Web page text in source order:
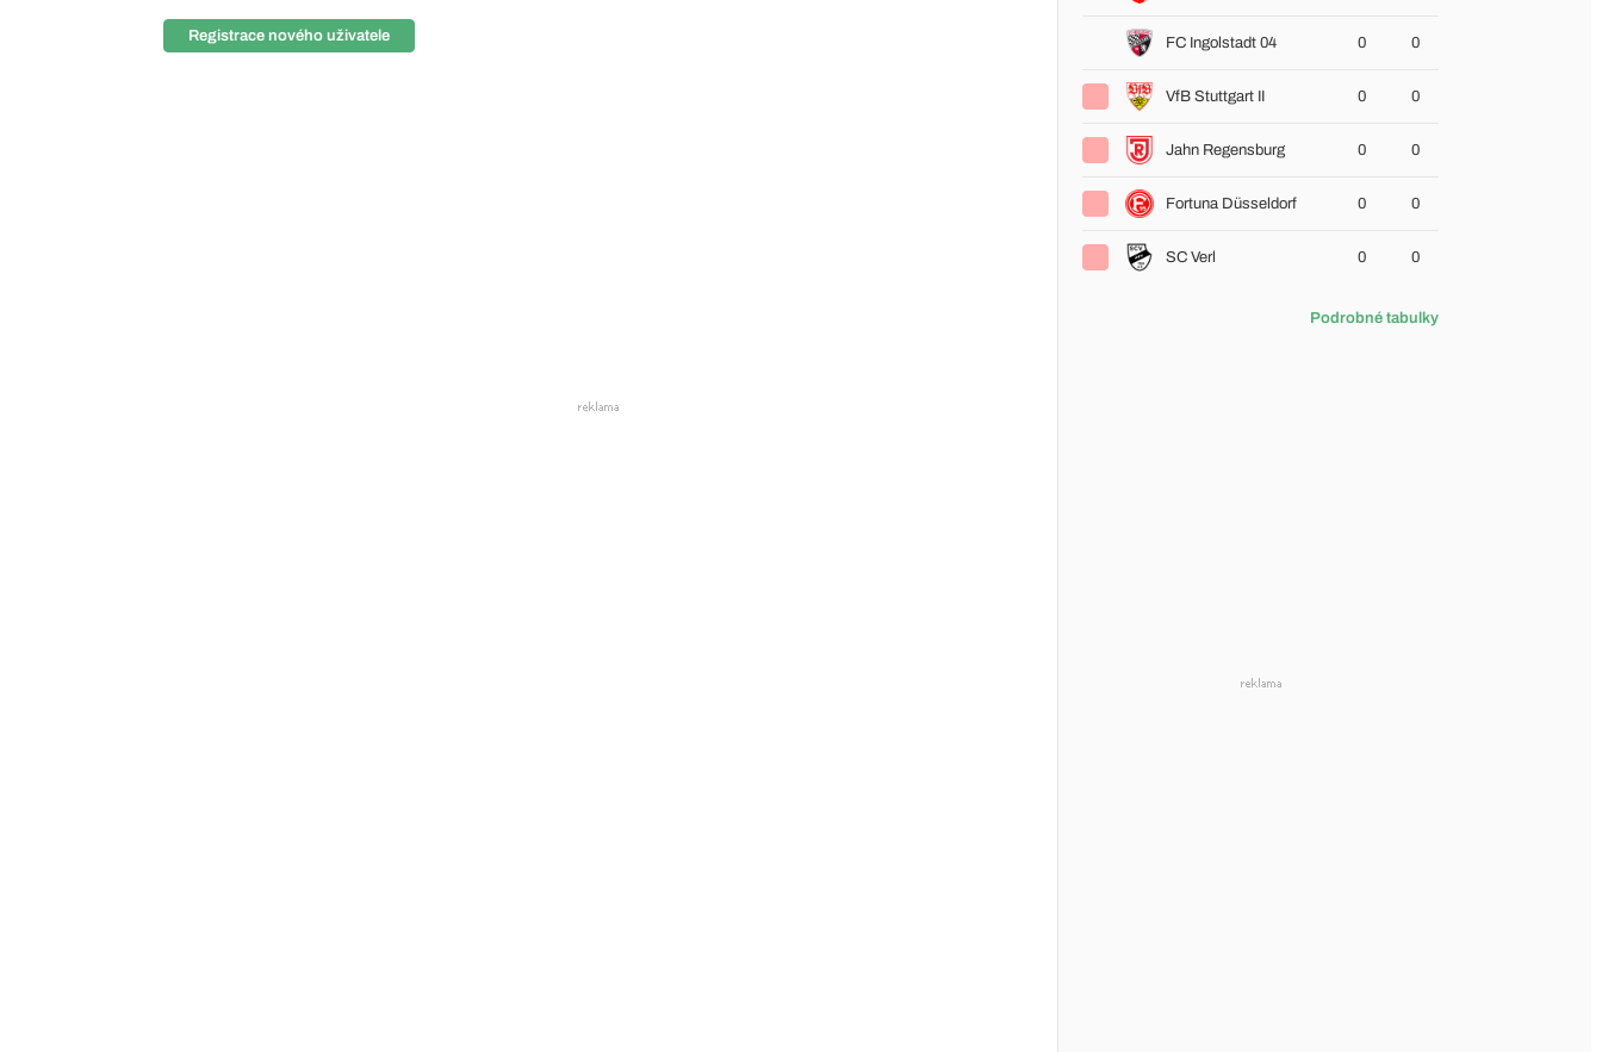
Registrace nového uživatele FC Ingolstadt 04 0 0
VfB Stuttgart II 0 0
Jahn Regensburg 0 0
Fortuna Düsseldorf 0 0
SC Verl 0 0
Podrobné tabulky